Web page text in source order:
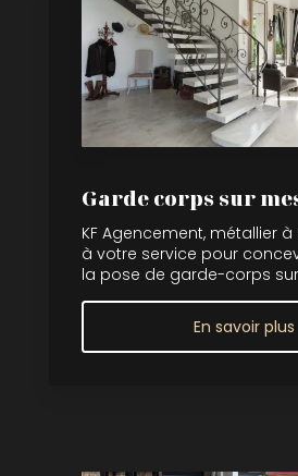
Garde corps sur
KF Agencement, métallier à
à votre service pour
la pose de garde-corps sur
En savoir plus